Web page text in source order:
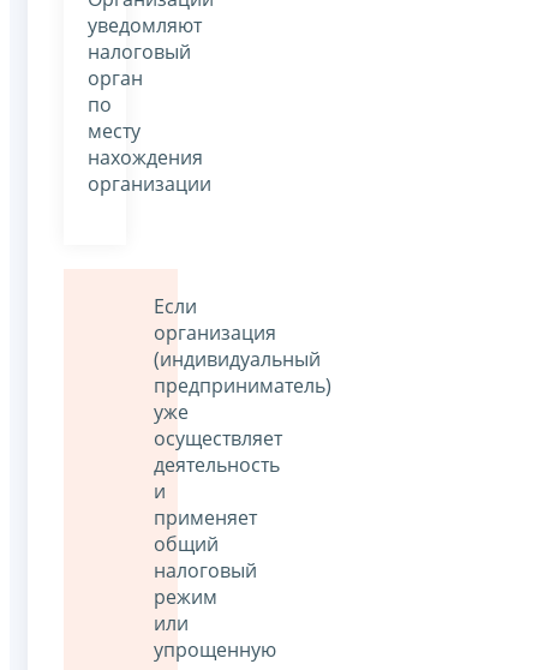
уведомляют
налоговый
орган
по
месту
нахождения
организации
Если
организация
(индивидуальный
предприниматель)
уже
осуществляет
деятельность
и
применяет
общий
налоговый
режим
или
упрощенную